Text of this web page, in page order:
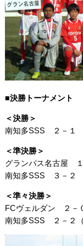
■決勝トーナメント
＜決勝＞
南知多SSS ２－１
＜準決勝＞
グランパス名古屋
南知多SSS ３－２
＜準々決勝＞
FCヴェルダン ２－
南知多SSS ２－２